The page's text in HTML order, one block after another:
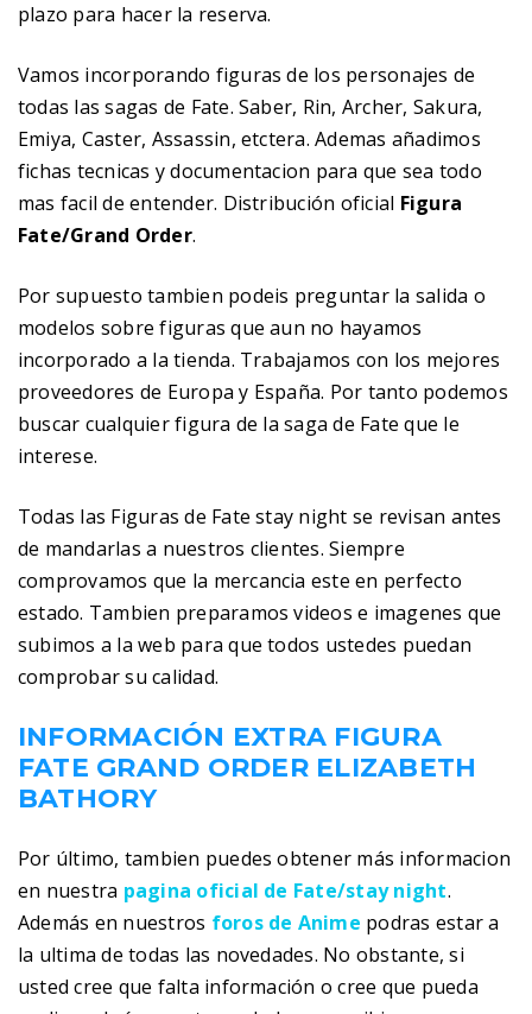
plazo para hacer la reserva.
Vamos incorporando figuras de los personajes de
todas las sagas de Fate. Saber, Rin, Archer, Sakura,
Emiya, Caster, Assassin, etctera. Ademas añadimos
fichas tecnicas y documentacion para que sea todo
mas facil de entender. Distribución oficial Figura
Fate/Grand Order.
Por supuesto tambien podeis preguntar la salida o
modelos sobre figuras que aun no hayamos
incorporado a la tienda. Trabajamos con los mejores
proveedores de Europa y España. Por tanto podemos
buscar cualquier figura de la saga de Fate que le
interese.
Todas las Figuras de Fate stay night se revisan antes
de mandarlas a nuestros clientes. Siempre
comprovamos que la mercancia este en perfecto
estado. Tambien preparamos videos e imagenes que
subimos a la web para que todos ustedes puedan
comprobar su calidad.
INFORMACIÓN EXTRA FIGURA
FATE GRAND ORDER ELIZABETH
BATHORY
Por último, tambien puedes obtener más informacion
en nuestra pagina oficial de Fate/stay night.
Además en nuestros foros de Anime podras estar a
la ultima de todas las novedades. No obstante, si
usted cree que falta información o cree que pueda